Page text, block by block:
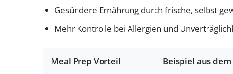
Gesündere Ernährung durch frische, selbst
Mehr Kontrolle bei Allergien und
Meal Prep Vorteil Beispiel aus